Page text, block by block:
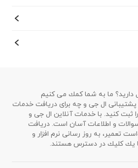
دارید؟ ما به شما كمك می كنیم
پشتیبانی ال جی و چه برای دریافت خدمات
ثبت كنید. با خدمات آنلاین ال جی و
و اطلاعات آسان است. دریافت
تعمیر، به روز رسانی نرم افزار و
یك كلیك در دسترس هستند.